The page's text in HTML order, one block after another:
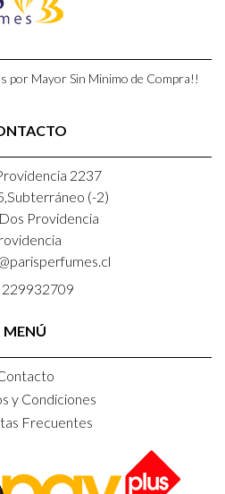
por Mayor Sin Minimo de Compra!!
2237
(-2)
Providencia
229932709
MENÚ
y Condiciones
Frecuentes